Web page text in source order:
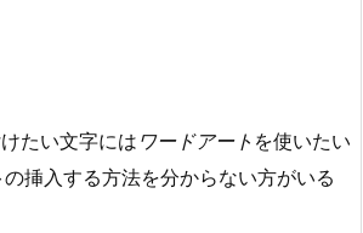
たい文字には ワードアート を使いたい
の挿入する方法を分からない方がいる